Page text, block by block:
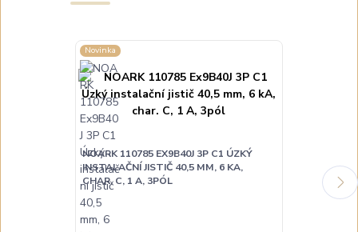
Novinka
NOARK 110785 EX9B40J 3P C1 ÚZKÝ
INSTALAČNÍ JISTIČ 40,5 MM, 6 KA,
CHAR. C, 1 A, 3PÓL
INSTALAČNÍ
CHAR. C, 2 A,